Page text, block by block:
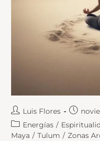
Luis Flores
Energías /
Maya / Tulum / Zonas